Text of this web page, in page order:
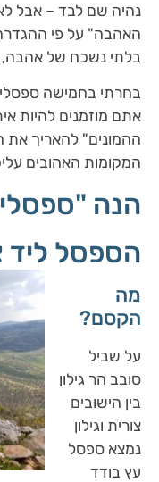
נהיה שם לבד – אבל
האהבה" על פי ההגדרה
בלתי נשכח של אהבה,
בחרתי בחמישה
אתם מוזמנים להיות
ההמונים" להאריך את
המקומות האהובים
הנה
הספסל ליד
מה
הקסם?
על שביל
סובב הר גילון
בין הישובים
צורית וגילון
נמצא ספסל
עץ בודד